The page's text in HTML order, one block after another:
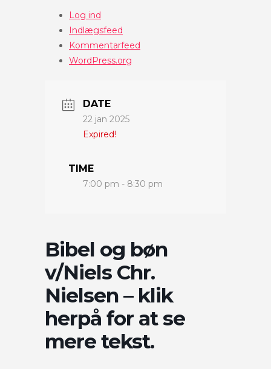
Log ind
Indlægsfeed
Kommentarfeed
WordPress.org
DATE
22 jan 2025
Expired!
TIME
7:00 pm - 8:30 pm
Bibel og bøn
v/Niels Chr.
Nielsen – klik
herpå for at se
mere tekst.